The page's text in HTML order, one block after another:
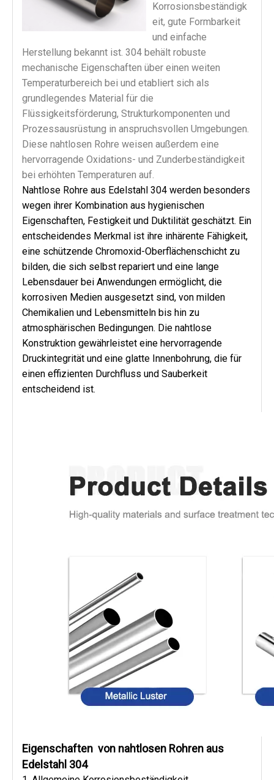
Korrosionsbeständigk
eit, gute Formbarkeit
und einfache
Herstellung bekannt ist. 304 behält robuste
mechanische Eigenschaften über einen weiten
Temperaturbereich bei und etabliert sich als
grundlegendes Material für die
Flüssigkeitsförderung, Strukturkomponenten und
Prozessausrüstung in anspruchsvollen Umgebungen.
Diese nahtlosen Rohre weisen außerdem eine
hervorragende Oxidations- und Zunderbeständigkeit
bei erhöhten Temperaturen auf.
Nahtlose Rohre aus Edelstahl 304 werden besonders
wegen ihrer Kombination aus hygienischen
Eigenschaften, Festigkeit und Duktilität geschätzt. Ein
entscheidendes Merkmal ist ihre inhärente Fähigkeit,
eine schützende Chromoxid-Oberflächenschicht zu
bilden, die sich selbst repariert und eine lange
Lebensdauer bei Anwendungen ermöglicht, die
korrosiven Medien ausgesetzt sind, von milden
Chemikalien und Lebensmitteln bis hin zu
atmosphärischen Bedingungen. Die nahtlose
Konstruktion gewährleistet eine hervorragende
Druckintegrität und eine glatte Innenbohrung, die für
einen effizienten Durchfluss und Sauberkeit
entscheidend ist.
Eigenschaften von nahtlosen Rohren aus
Edelstahl 304